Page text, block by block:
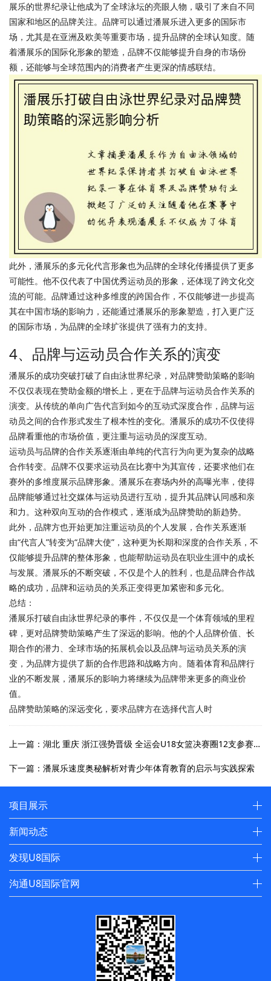
展乐的世界纪录让他成为了全球泳坛的亮眼人物，吸引了来自不同
国家和地区的品牌关注。品牌可以通过潘展乐进入更多的国际市
场，尤其是在亚洲及欧美等重要市场，提升品牌的全球认知度。随
着潘展乐的国际化形象的塑造，品牌不仅能够提升自身的市场份
额，还能够与全球范围内的消费者产生更深的情感联结。
此外，潘展乐的多元化代言形象也为品牌的全球化传播提供了更多
可能性。他不仅代表了中国优秀运动员的形象，还体现了跨文化交
流的可能。品牌通过这种多维度的跨国合作，不仅能够进一步提高
其在中国市场的影响力，还能通过潘展乐的形象塑造，打入更广泛
的国际市场，为品牌的全球扩张提供了强有力的支持。
4、品牌与运动员合作关系的演变
潘展乐的成功突破打破了自由泳世界纪录，对品牌赞助策略的影响
不仅仅表现在赞助金额的增长上，更在于品牌与运动员合作关系的
演变。从传统的单向广告代言到如今的互动式深度合作，品牌与运
动员之间的合作形式发生了根本性的变化。潘展乐的成功不仅使得
品牌看重他的市场价值，更注重与运动员的深度互动。
运动员与品牌的合作关系逐渐由单纯的代言行为向更为复杂的战略
合作转变。品牌不仅要求运动员在比赛中为其宣传，还要求他们在
赛外的多维度展示品牌形象。潘展乐在赛场内外的高曝光率，使得
品牌能够通过社交媒体与运动员进行互动，提升其品牌认同感和亲
和力。这种双向互动的合作模式，逐渐成为品牌赞助的新趋势。
此外，品牌方也开始更加注重运动员的个人发展，合作关系逐渐
由“代言人”转变为“品牌大使”，这种更为长期和深度的合作关系，不
仅能够提升品牌的整体形象，也能帮助运动员在职业生涯中的成长
与发展。潘展乐的不断突破，不仅是个人的胜利，也是品牌合作战
略的成功，品牌和运动员的关系正变得更加紧密和多元化。
总结：
潘展乐打破自由泳世界纪录的事件，不仅仅是一个体育领域的里程
碑，更对品牌赞助策略产生了深远的影响。他的个人品牌价值、长
期合作的潜力、全球市场的拓展机会以及品牌与运动员关系的演
变，为品牌方提供了新的合作思路和战略方向。随着体育和品牌行
业的不断发展，潘展乐的影响力将继续为品牌带来更多的商业价
值。
品牌赞助策略的深远变化，要求品牌方在选择代言人时
上一篇：湖北 重庆 浙江强势晋级 全运会U18女篮决赛圈12支参赛队伍全部确定
下一篇：潘展乐速度奥秘解析对青少年体育教育的启示与实践探索
项目展示
新闻动态
发现U8国际
沟通U8国际官网